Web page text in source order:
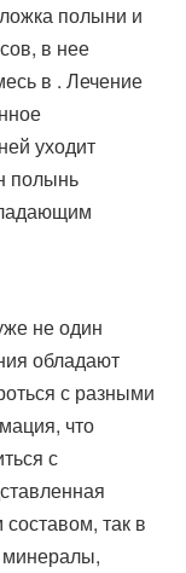
полыни и
в нее
в . Лечение
уходит
полынь
не один
обладают
с разными
что
с
так в